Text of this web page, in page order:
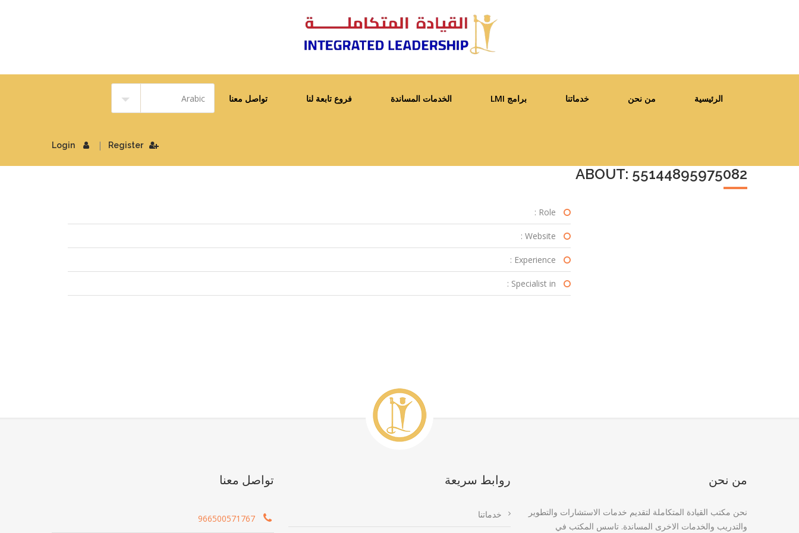
الرئيسية من نحن خدماتنا برامج LMI الخدمات المساندة فروع تابعة لنا تواصل معنا
Login | Register
ABOUT: 55144895975082
Role :
Website :
Experience :
Specialist in :
من نحن
نحن مكتب القيادة المتكاملة لتقديم خدمات الاستشارات والتطوير
والتدريب والخدمات الاخرى المساندة. تاسس المكتب في
روابط سريعة
خدماتنا
تواصل معنا
966500571767